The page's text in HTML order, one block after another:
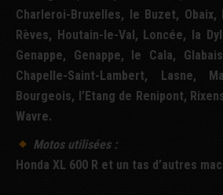
Charleroi-Bruxelles, le Buzet, Obaix,
Rèves, Houtain-le-Val, Loncée, la
Genappe, Genappe, le Cala,
Chapelle-Saint-Lambert, Lasne,
Bourgeois, l’Etang de Renipont,
Wavre.
Motos utilisées :
Honda XL 600 R et un tas d’autres